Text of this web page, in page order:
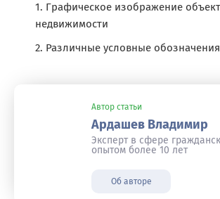
Графическое изображение
недвижимости
Различные условные обозначения
Автор статьи
Ардашев Владимир
Эксперт в сфере
опытом более 10 лет
Об авторе